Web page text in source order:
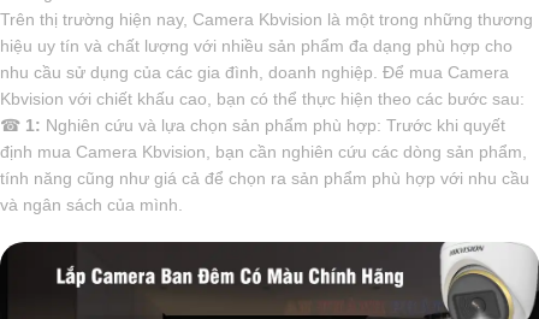
Trên thị trường hiện nay, Camera Kbvision là một trong những thương
hiệu uy tín và chất lượng với nhiều sản phẩm đa dạng phù hợp cho
nhu cầu sử dụng của các gia đình, doanh nghiệp. Để mua Camera
Kbvision với chiết khấu cao, bạn có thể thực hiện theo các bước sau:
☎ 1: Nghiên cứu và lựa chọn sản phẩm phù hợp: Trước khi quyết
định mua Camera Kbvision, bạn cần nghiên cứu các dòng sản phẩm,
tính năng cũng như giá cả để chọn ra sản phẩm phù hợp với nhu cầu
và ngân sách của mình.